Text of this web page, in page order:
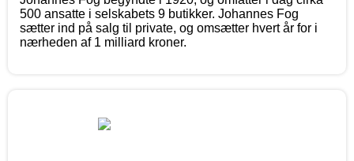
500 ansatte i selskabets 9 butikker. Johannes Fog
sætter ind på salg til private, og omsætter hvert år for i
nærheden af 1 milliard kroner.